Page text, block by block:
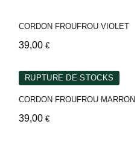
CORDON FROUFROU VIOLET
39,00 €
RUPTURE DE STOCKS
CORDON FROUFROU MARRON
39,00 €